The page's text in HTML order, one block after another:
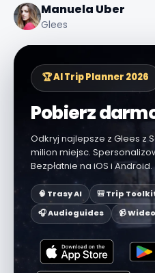
Manuela Uber
Glees
🏆 AI Trip Planner 2026
Pobierz
Odkryj najlepsze z Glees z
milion miejsc.
Bezpłatnie na iOS i Android.
🧠 Trasy AI 🎒 Trip
🎧 Audioguides
📹 Wideo